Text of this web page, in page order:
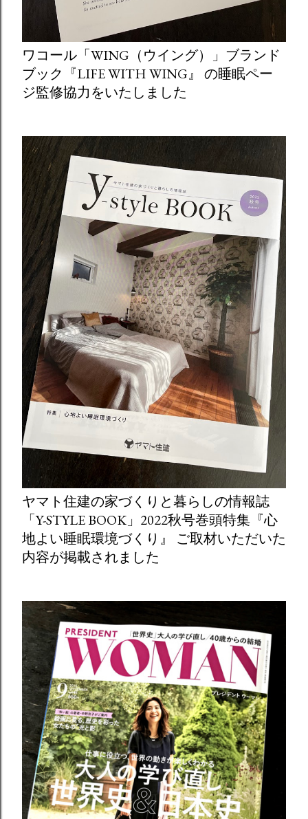
ワコール「WING（ウイング）」ブランド
ブック『LIFE WITH WING』 の睡眠ペー
ジ監修協力をいたしました
ヤマト住建の家づくりと暮らしの情報誌
「Y-STYLE BOOK」2022秋号巻頭特集『心
地よい睡眠環境づくり』 ご取材いただいた
内容が掲載されました